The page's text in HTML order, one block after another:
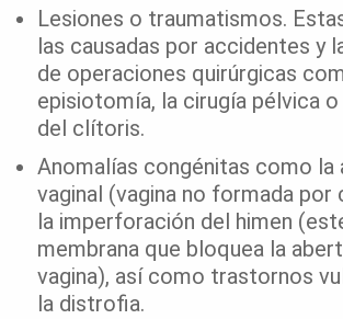
Lesiones o traumatismos.
las causadas por accidentes y
de operaciones quirúrgicas
episiotomía, la cirugía pélvica
del clítoris.
Anomalías congénitas como la
vaginal (vagina no formada
la imperforación del himen
membrana que bloquea la
vagina), así como trastornos
la distrofia.